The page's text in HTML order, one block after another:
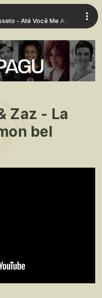
- Até Você Me Achar
Zaz - La
bel